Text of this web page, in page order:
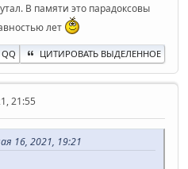
В памяти это парадоксовы
лет
QQ ЦИТИРОВАТЬ ВЫДЕЛЕННОЕ
21:55
16, 2021, 19:21